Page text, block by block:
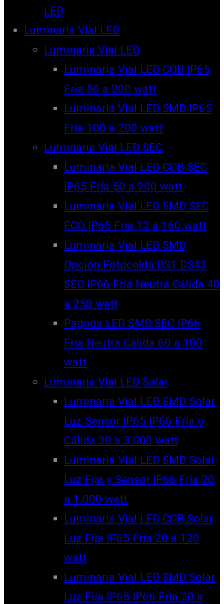
LED
Luminaria Vial LED
Luminaria Vial LED
Luminaria Vial LED COB IP65
Fría 50 a 200 watt
Luminaria Vial LED SMD IP65
Fría 100 a 200 watt
Luminaria Vial LED SEC
Luminaria Vial LED COB SEC
IP65 Fría 50 a 200 watt
Luminaria Vial LED SMD SEC
ECO IP65 Fría 12 a 160 watt
Luminaria Vial LED SMD
Opción Fotocelda DS1 DS43
SEC IP66 Fría Neutra Cálida 40
a 250 watt
Pagoda LED SMD SEC IP66
Fría Neutra Cálida 60 a 100
watt
Luminaria Vial LED Solar
Luminaria Vial LED SMD Solar
Luz Sensor IP65 IP66 Fría o
Cálida 30 a 3.000 watt
Luminaria Vial LED SMD Solar
Luz Fija y Sensor IP66 Fría 20
a 1.000 watt
Luminaria Vial LED COB Solar
Luz Fija IP65 Fría 20 a 120
watt
Luminaria Vial LED SMD Solar
Luz Fija IP65 IP66 Fría 20 a